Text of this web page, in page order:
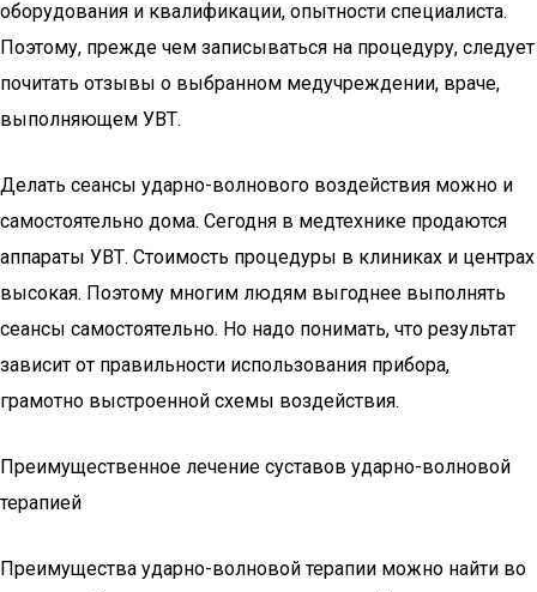
оборудования и квалификации, опытности специалиста.
Поэтому, прежде чем записываться на процедуру, следует
почитать отзывы о выбранном медучреждении, враче,
выполняющем УВТ.
Делать сеансы ударно-волнового воздействия можно и
самостоятельно дома. Сегодня в медтехнике продаются
аппараты УВТ. Стоимость процедуры в клиниках и центрах
высокая. Поэтому многим людям выгоднее выполнять
сеансы самостоятельно. Но надо понимать, что результат
зависит от правильности использования прибора,
грамотно выстроенной схемы воздействия.
Преимущественное лечение суставов ударно-волновой
терапией
Преимущества ударно-волновой терапии можно найти во